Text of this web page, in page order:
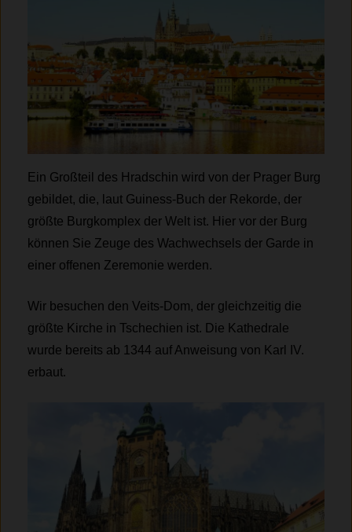
Ein Großteil des Hradschin wird von der Prager Burg
gebildet, die, laut Guiness-Buch der Rekorde, der
größte Burgkomplex der Welt ist. Hier vor der Burg
können Sie Zeuge des Wachwechsels der Garde in
einer offenen Zeremonie werden.
Wir besuchen den Veits-Dom, der gleichzeitig die
größte Kirche in Tschechien ist. Die Kathedrale
wurde bereits ab 1344 auf Anweisung von Karl IV.
erbaut.